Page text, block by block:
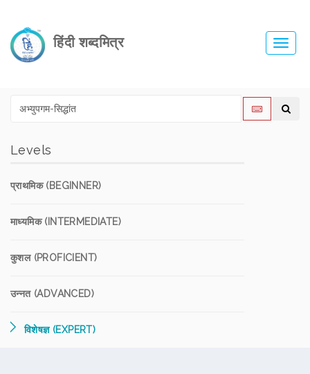
हिंदी शब्दमित्र
Levels
प्राथमिक (BEGINNER)
माध्यमिक (INTERMEDIATE)
कुशल (PROFICIENT)
उन्नत (ADVANCED)
विशेषज्ञ (EXPERT)